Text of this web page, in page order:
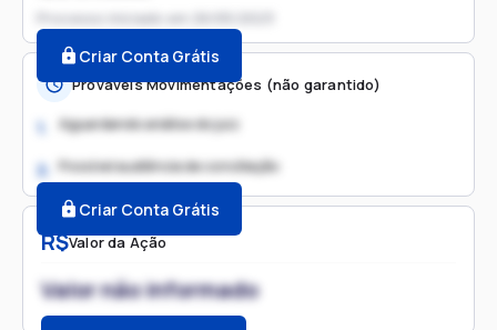
R$Valor da Ação
Valor não informado
Processo iniciado em
Criar Conta Grátis
Prováveis Movimentações (não garantido)
1. Aguardando análise do juiz
2. Possível audiência de conciliação
Criar Conta Grátis